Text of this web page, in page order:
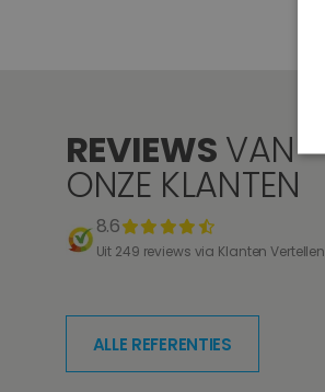
REVIEWS VAN
ONZE KLANTEN
8.6
Uit 249 reviews via Klanten Vertellen
ALLE REFERENTIES